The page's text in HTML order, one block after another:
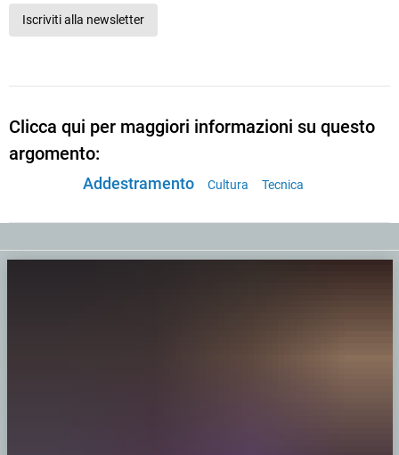
Iscriviti alla newsletter
Clicca qui per maggiori informazioni su questo
argomento:
Addestramento Cultura Tecnica